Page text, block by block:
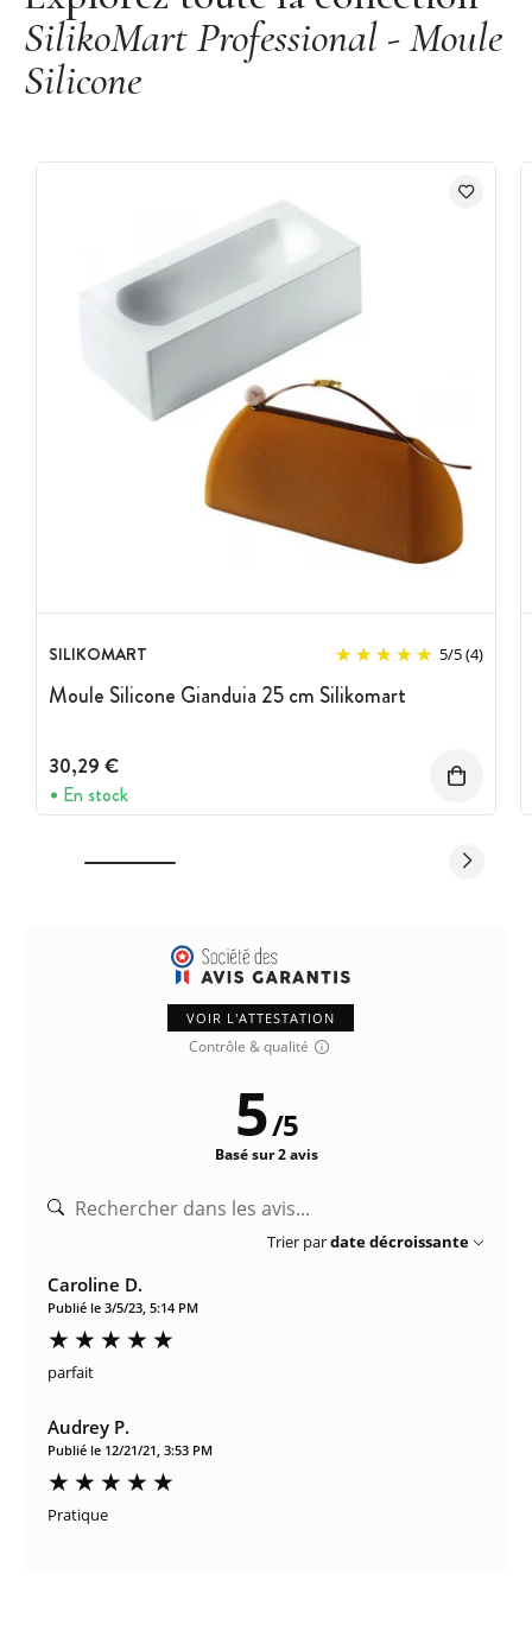
SilikoMart Professional - Moule
Silicone
SILIKOMART 5/5(4)
Moule Silicone Gianduia 25 cm Silikomart
30,29 €
En stock
VOIR L'ATTESTATION
Contrôle & qualité
5/5
Basé sur 2 avis
Trier pardate décroissante
Caroline D.
Publié le 3/5/23, 5:14 PM
parfait
Audrey P.
Publié le 12/21/21, 3:53 PM
Pratique